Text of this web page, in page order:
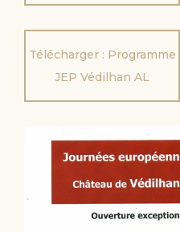
Télécharger : Programme
JEP Védilhan AL